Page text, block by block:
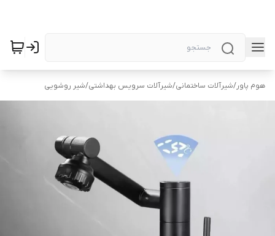
هوم پاور/شیرآلات ساختمانی/شیرآلات سرویس بهداشتی/شیر روشویی